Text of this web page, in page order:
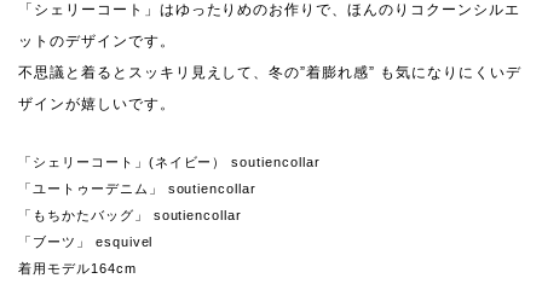
「シェリーコート」はゆったりめのお作りで、ほんのりコクーンシルエ
ットのデザインです。
不思議と着るとスッキリ見えして、冬の”着膨れ感” も気になりにくいデ
ザインが嬉しいです。
「シェリーコート」(ネイビー） soutiencollar
「ユートゥーデニム」 soutiencollar
「もちかたバッグ」 soutiencollar
「ブーツ」 esquivel
着用モデル164cm